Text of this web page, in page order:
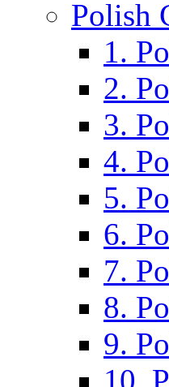
Polish
1.
2.
3.
4.
5.
6.
7.
8.
9.
10.